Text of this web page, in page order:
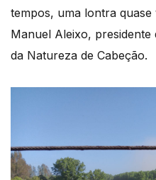
tempos, uma lontra
Manuel Aleixo, presidente
da Natureza de Cabeção.